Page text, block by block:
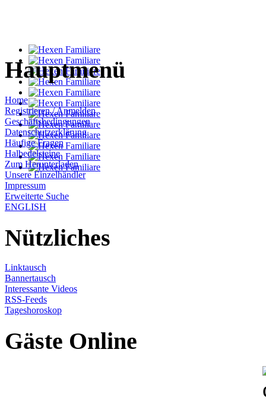
Hauptmenü
Home
Registrieren / Anmelden
Geschäftsbedingungen
Datenschutzerklärung
Häufige Fragen
Halbedelsteine
Zum Herunterladen
Unsere Einzelhändler
Impressum
Erweiterte Suche
ENGLISH
Nützliches
Linktausch
Bannertausch
Interessante Videos
RSS-Feeds
Tageshoroskop
Gäste Online